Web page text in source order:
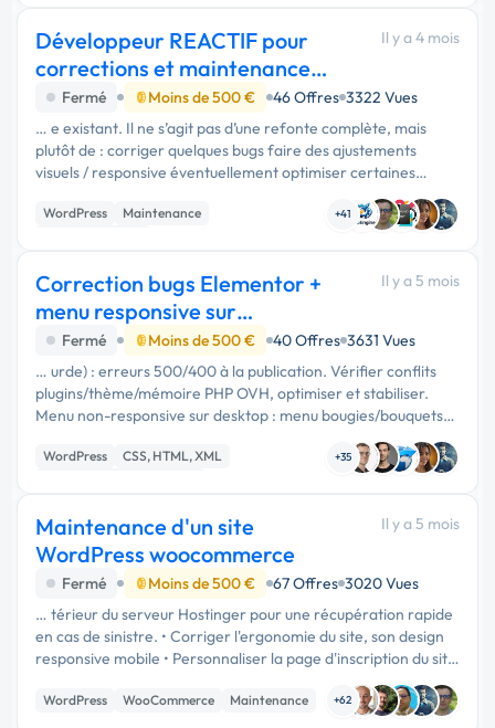
Développeur REACTIF pour
corrections et maintenance
(site wordpress)
Il y a 4 mois
Fermé Moins de 500 € 46 Offres 3322 Vues
… e existant. Il ne s’agit pas d’une refonte complète, mais
plutôt de : corriger quelques bugs faire des ajustements
visuels / responsive éventuellement optimiser certaines
fonctionnalités Point très important : je cherche quelqu’un de
réactif et …
WordPress
Maintenance
+41
Correction bugs Elementor +
menu responsive sur
WordPress/The7 (budget
Il y a 5 mois
Fermé Moins de 500 € 40 Offres 3631 Vues
… urde) : erreurs 500/400 à la publication. Vérifier conflits
plugins/thème/mémoire PHP OVH, optimiser et stabiliser.
Menu non-responsive sur desktop : menu bougies/bouquets
parfumés OK sur mobile mais invisible sur grand écran.
Refaire/valider …
WordPress
CSS, HTML, XML
+35
Maintenance d'un site
WordPress woocommerce
Il y a 5 mois
Fermé Moins de 500 € 67 Offres 3020 Vues
… térieur du serveur Hostinger pour une récupération rapide
en cas de sinistre. • Corriger l'ergonomie du site, son design
responsive mobile • Personnaliser la page d'inscription du site
en reflétant l'image de marque pour modifier …
WordPress WooCommerce Maintenance +62